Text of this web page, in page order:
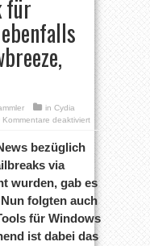
für
in Cydia
Kommentare deaktiviertfür
iOS
User
ebenfalls
möglich!
[Snowbreeze,
bezüglich
via
wurden, gab es
folgten auch
für Windows
ist dabei das